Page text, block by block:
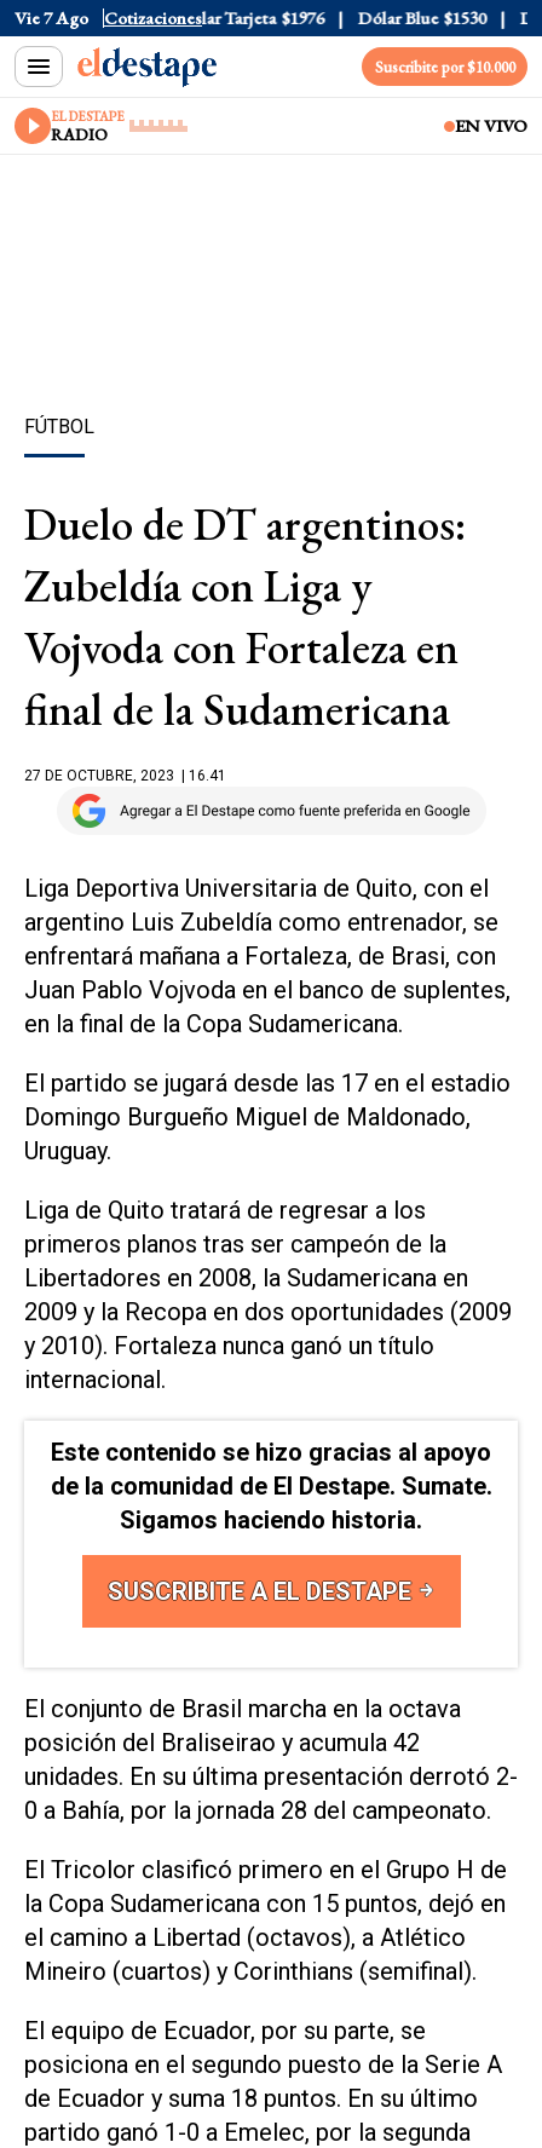
Vie 7 Ago Cotizaciones
Oficial $1520 Dólar Tarjeta $1976 Dólar Blue $1530
Suscribite por $10.000
EL DESTAPE
RADIO EN VIVO
FÚTBOL
Duelo de DT argentinos:
Zubeldía con Liga y
Vojvoda con Fortaleza en
final de la Sudamericana
27 DE OCTUBRE, 2023 | 16.41
Liga Deportiva Universitaria de Quito, con el
argentino Luis Zubeldía como entrenador, se
enfrentará mañana a Fortaleza, de Brasi, con
Juan Pablo Vojvoda en el banco de suplentes,
en la final de la Copa Sudamericana.
El partido se jugará desde las 17 en el estadio
Domingo Burgueño Miguel de Maldonado,
Uruguay.
Liga de Quito tratará de regresar a los
primeros planos tras ser campeón de la
Libertadores en 2008, la Sudamericana en
2009 y la Recopa en dos oportunidades (2009
y 2010). Fortaleza nunca ganó un título
internacional.
Este contenido se hizo gracias al apoyo
de la comunidad de El Destape. Sumate.
Sigamos haciendo historia.
SUSCRIBITE A EL DESTAPE
El conjunto de Brasil marcha en la octava
posición del Braliseirao y acumula 42
unidades. En su última presentación derrotó 2-
0 a Bahía, por la jornada 28 del campeonato.
El Tricolor clasificó primero en el Grupo H de
la Copa Sudamericana con 15 puntos, dejó en
el camino a Libertad (octavos), a Atlético
Mineiro (cuartos) y Corinthians (semifinal).
El equipo de Ecuador, por su parte, se
posiciona en el segundo puesto de la Serie A
de Ecuador y suma 18 puntos. En su último
partido ganó 1-0 a Emelec, por la segunda